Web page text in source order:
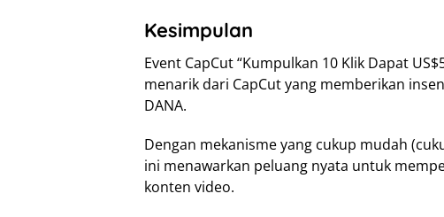
Kesimpulan
Event CapCut “Kumpulkan 10 Klik Dapat
menarik dari CapCut yang memberikan
DANA.
Dengan mekanisme yang cukup mudah
ini menawarkan peluang nyata untuk
konten video.